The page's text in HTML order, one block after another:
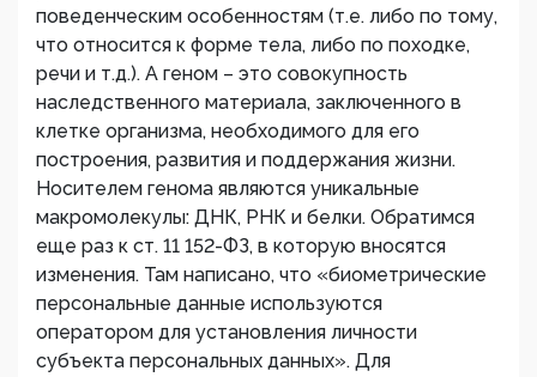
поведенческим особенностям (т.е. либо по тому,
что относится к форме тела, либо по походке,
речи и т.д.). А геном – это совокупность
наследственного материала, заключенного в
клетке организма, необходимого для его
построения, развития и поддержания жизни.
Носителем генома являются уникальные
макромолекулы: ДНК, РНК и белки. Обратимся
еще раз к ст. 11 152-ФЗ, в которую вносятся
изменения. Там написано, что «биометрические
персональные данные используются
оператором для установления личности
субъекта персональных данных». Для